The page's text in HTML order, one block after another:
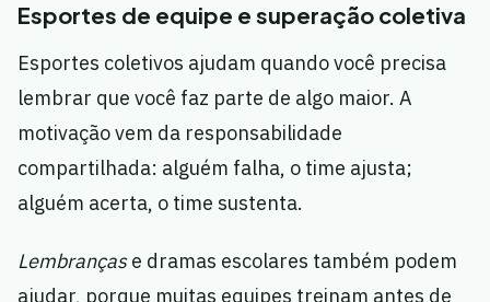
Esportes de equipe e superação coletiva
Esportes coletivos ajudam quando você precisa
lembrar que você faz parte de algo maior. A
motivação vem da responsabilidade
compartilhada: alguém falha, o time ajusta;
alguém acerta, o time sustenta.
Lembrançase dramas escolares também podem
ajudar, porque muitas equipes treinam antes de